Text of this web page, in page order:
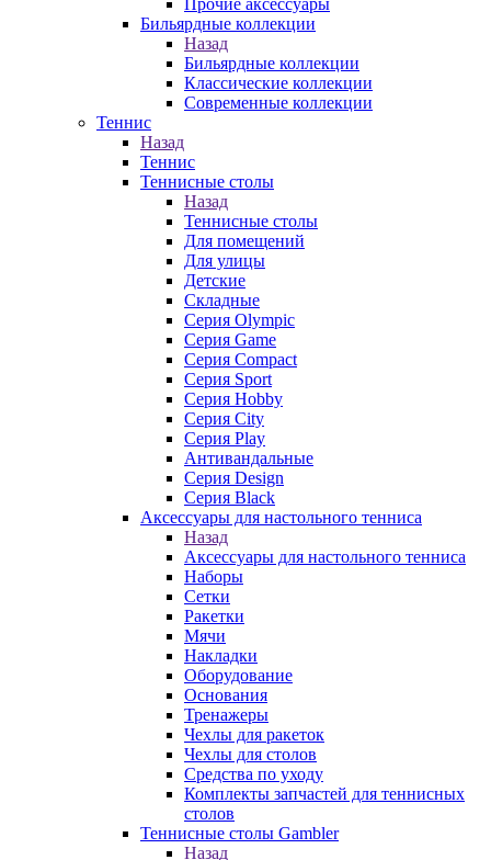
Прочие аксессуары
Бильярдные коллекции
Назад
Бильярдные коллекции
Классические коллекции
Современные коллекции
Теннис
Назад
Теннис
Теннисные столы
Назад
Теннисные столы
Для помещений
Для улицы
Детские
Складные
Серия Olympic
Серия Game
Серия Compact
Серия Sport
Серия Hobby
Серия City
Серия Play
Антивандальные
Серия Design
Серия Black
Аксессуары для настольного тенниса
Назад
Аксессуары для настольного тенниса
Наборы
Сетки
Ракетки
Мячи
Накладки
Оборудование
Основания
Тренажеры
Чехлы для ракеток
Чехлы для столов
Средства по уходу
Комплекты запчастей для теннисных
столов
Теннисные столы Gambler
Назад